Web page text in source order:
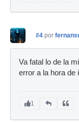
#4 por
Va fatal lo de la
error a la hora de
1